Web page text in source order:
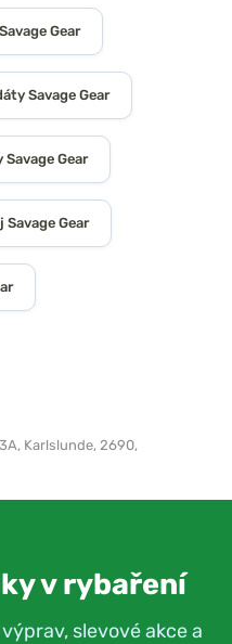
Gear
Savage Gear
Gear
Gear
Karlslunde, 2690,
v rybaření
slevové akce a